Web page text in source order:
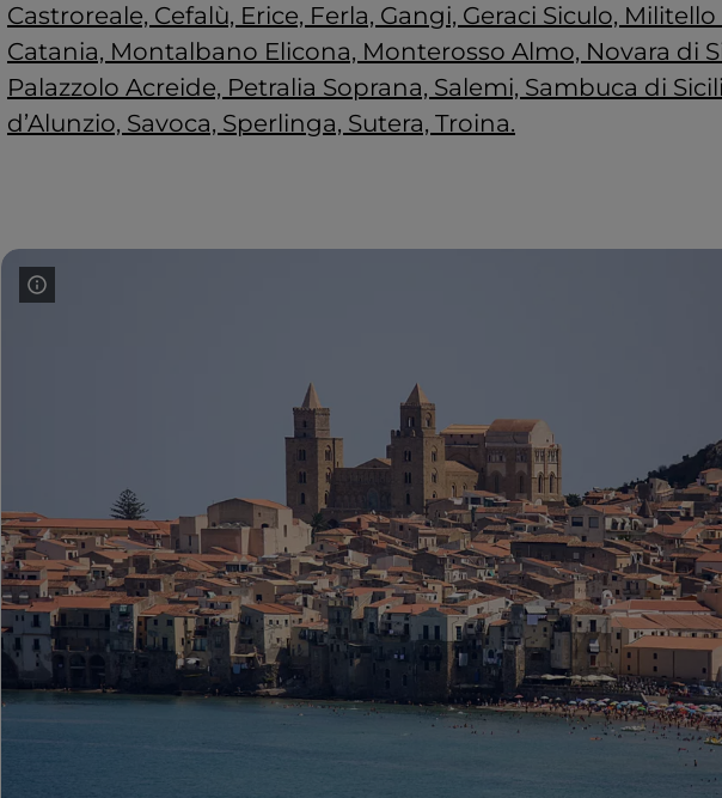
Castroreale, Cefalù, Erice, Ferla, Gangi, Geraci Siculo,
Catania, Montalbano Elicona, Monterosso Almo, Novara di
Palazzolo Acreide, Petralia Soprana, Salemi, Sambuca di
d’Alunzio, Savoca, Sperlinga, Sutera, Troina.